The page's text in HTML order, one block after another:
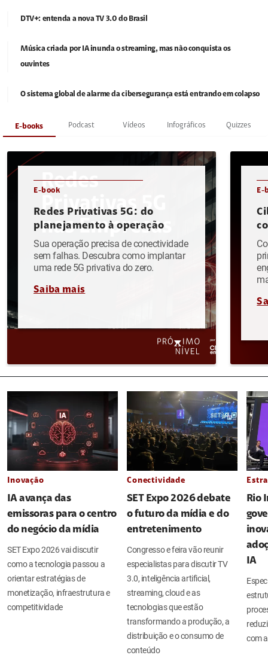
DTV+: entenda a nova TV 3.0 do Brasil
Música criada por IA inunda o streaming, mas não conquista os
ouvintes
O sistema global de alarme da cibersegurança está entrando em colapso
E-books Podcast Vídeos Infográficos Quizzes
E-book
Redes Privativas 5G: do
planejamento à operação
Sua operação precisa de conectividade
sem falhas. Descubra como implantar
uma rede 5G privativa do zero.
Saiba mais
E-
Inovação
IA avança das
emissoras para o centro
do negócio da mídia
SET Expo 2026 vai discutir
como a tecnologia passou a
orientar estratégias de
monetização, infraestrutura e
competitividade
Conectividade
SET Expo 2026 debate
o futuro da mídia e do
entretenimento
Congresso e feira vão reunir
especialistas para discutir TV
3.0, inteligência artificial,
streaming, cloud e as
tecnologias que estão
transformando a produção, a
distribuição e o consumo de
conteúdo
Rio
IA
com